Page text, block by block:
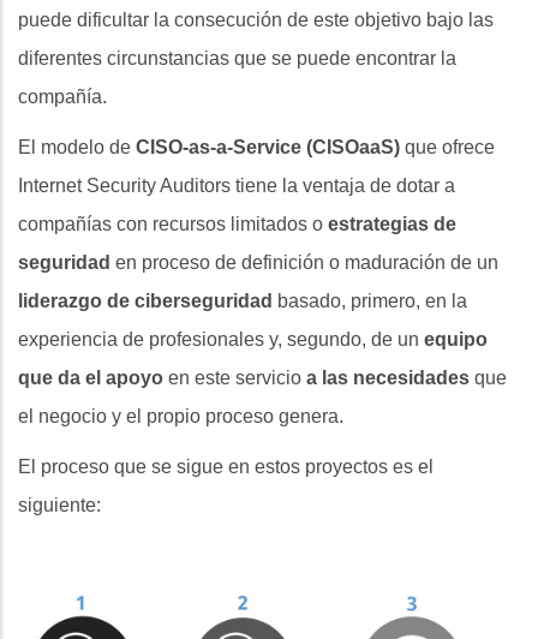
puede dificultar la consecución de este objetivo bajo las
diferentes circunstancias que se puede encontrar la
compañía.
El modelo de CISO-as-a-Service (CISOaaS) que ofrece
Internet Security Auditors tiene la ventaja de dotar a
compañías con recursos limitados o estrategias de
seguridad en proceso de definición o maduración de un
liderazgo de ciberseguridad basado, primero, en la
experiencia de profesionales y, segundo, de un equipo
que da el apoyo en este servicio a las necesidades que
el negocio y el propio proceso genera.
El proceso que se sigue en estos proyectos es el
siguiente: